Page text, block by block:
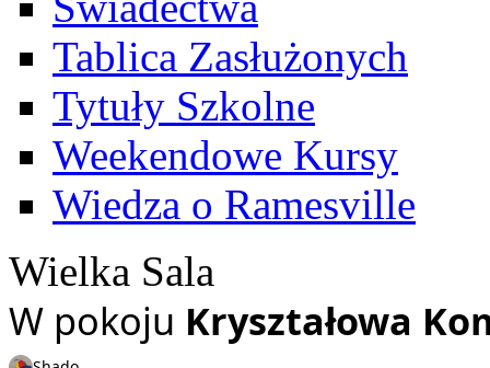
Tablica Zasłużonych
Tytuły Szkolne
Weekendowe Kursy
Wiedza o Ramesville
Wielka Sala
W pokoju Kryształowa